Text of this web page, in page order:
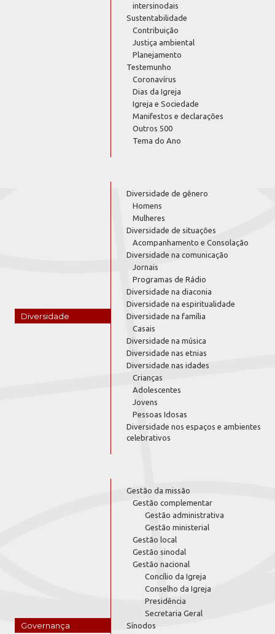
intersinodais
Sustentabilidade
Contribuição
Justiça ambiental
Planejamento
Testemunho
Coronavírus
Dias da Igreja
Igreja e Sociedade
Manifestos e declarações
Outros 500
Tema do Ano
Diversidade
Diversidade de gênero
Homens
Mulheres
Diversidade de situações
Acompanhamento e Consolação
Diversidade na comunicação
Jornais
Programas de Rádio
Diversidade na diaconia
Diversidade na espiritualidade
Diversidade na família
Casais
Diversidade na música
Diversidade nas etnias
Diversidade nas idades
Crianças
Adolescentes
Jovens
Pessoas Idosas
Diversidade nos espaços e ambientes
celebrativos
Governança
Gestão da missão
Gestão complementar
Gestão administrativa
Gestão ministerial
Gestão local
Gestão sinodal
Gestão nacional
Concílio da Igreja
Conselho da Igreja
Presidência
Secretaria Geral
Sínodos